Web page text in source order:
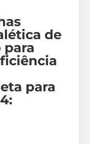
de
para
para
: